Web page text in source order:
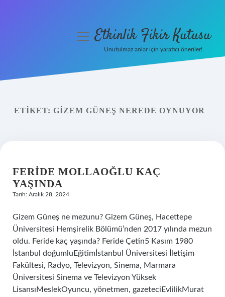
Yasal Uyarı
menüyüEtkinlik Fikir Kutusu
Unutulmaz anlar için yaratıcı öneriler!
ETIKET: GIZEM GÜNEŞ NEREDE OYNUYOR
FERIDE MOLLAOĞLU KAÇ
YAŞINDA
Tarih: Aralık 28, 2024
Gizem Güneş ne mezunu? Gizem Güneş, Hacettepe
Üniversitesi Hemşirelik Bölümü’nden 2017 yılında mezun
oldu. Feride kaç yaşında? Feride Çetin5 Kasım 1980
İstanbul doğumluEğitimİstanbul Üniversitesi İletişim
Fakültesi, Radyo, Televizyon, Sinema, Marmara
Üniversitesi Sinema ve Televizyon Yüksek
LisansıMeslekOyuncu, yönetmen, gazeteciEvlilikMurat